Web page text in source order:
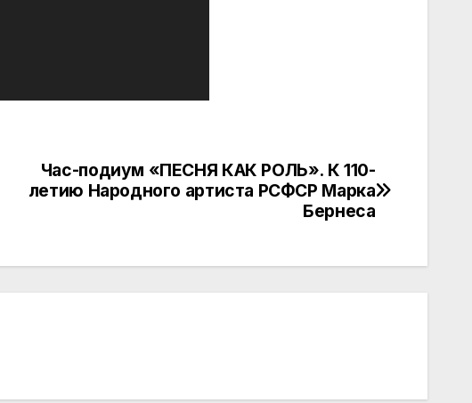
Час-подиум «ПЕСНЯ КАК РОЛЬ». К 110-
летию Народного артиста РСФСР Марка
Бернеса